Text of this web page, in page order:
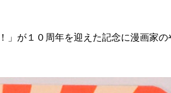
が１０周年を迎えた記念に漫画家の